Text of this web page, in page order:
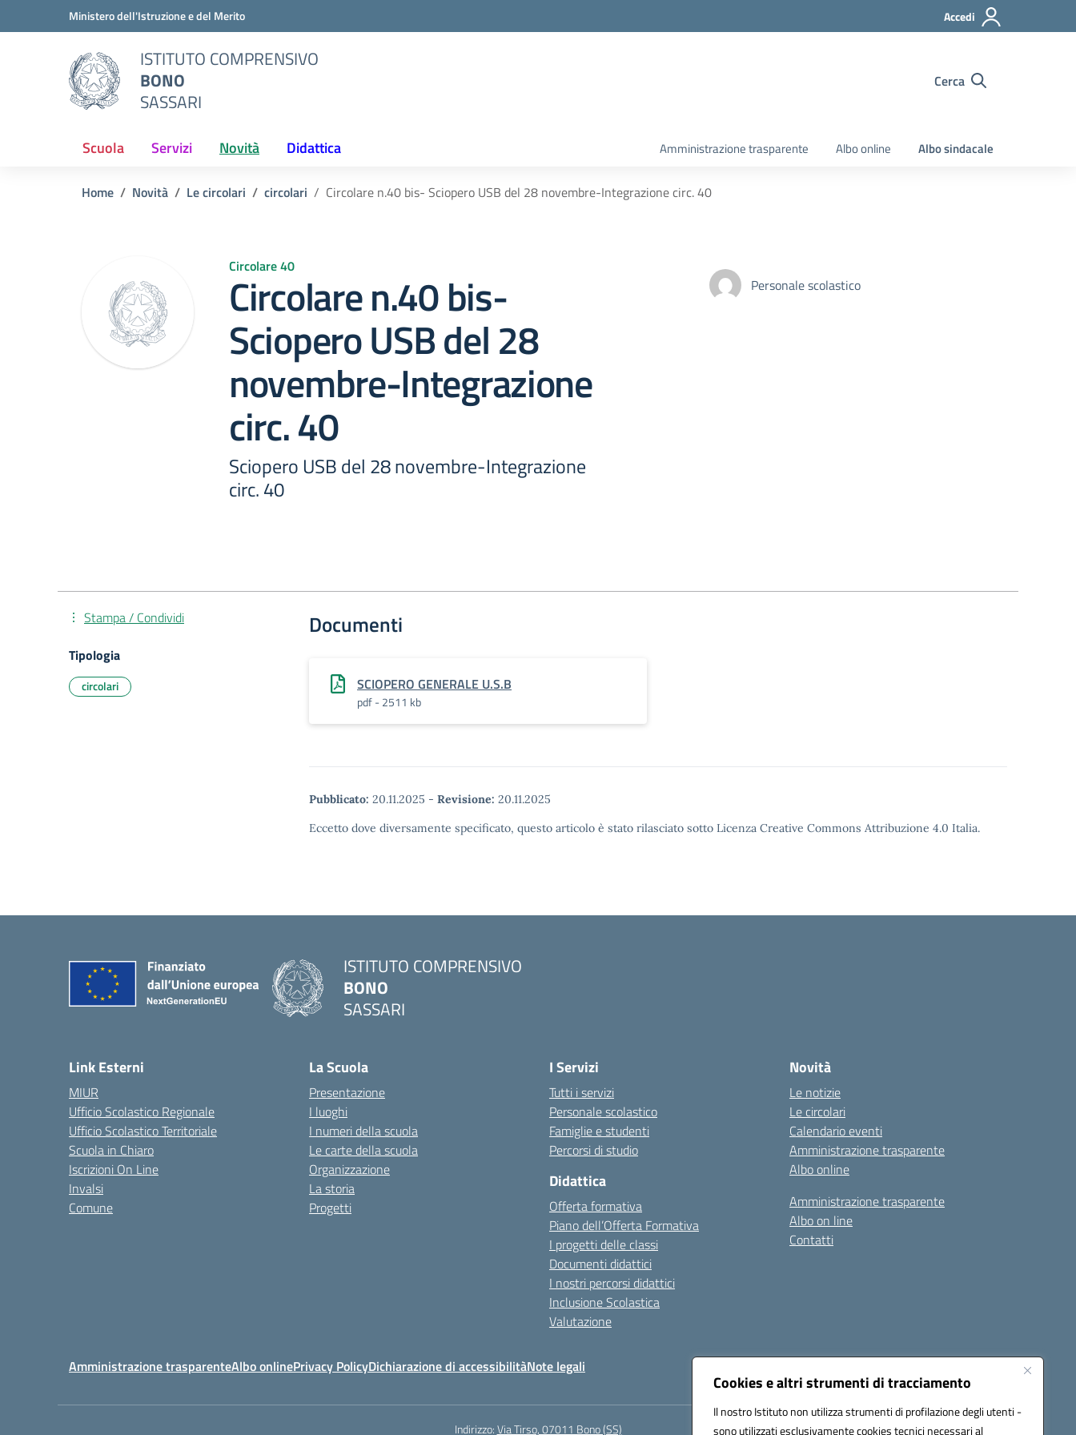
Cookies e altri strumenti di tracciamento
Il nostro Istituto non utilizza strumenti di profilazione degli utenti -
sono utilizzati esclusivamente cookies tecnici necessari al
Vai ai contenuti
Vai al menu di navigazioneMinistero dell'Istruzione e del Merito Accedi
ISTITUTO COMPRENSIVO
BONO
SASSARI
Cerca
Scuola Servizi Novità Didattica Amministrazione trasparente Albo online Albo sindacale
Home Novità Le circolari circolari Circolare n.40 bis- Sciopero USB del 28 novembre-Integrazione circ. 40
Circolare 40
Circolare n.40 bis-
Sciopero USB del 28
novembre-Integrazione
circ. 40
Sciopero USB del 28 novembre-Integrazione
circ. 40
Personale scolastico
Documenti
SCIOPERO GENERALE U.S.B
pdf - 2511 kb
Pubblicato: 20.11.2025 - Revisione: 20.11.2025
Eccetto dove diversamente specificato, questo articolo è stato rilasciato sotto Licenza Creative Commons Attribuzione 4.0 Italia.
Stampa / Condividi
Tipologia
circolari
ISTITUTO COMPRENSIVO
BONO
SASSARI
Link Esterni
MIUR
Ufficio Scolastico Regionale
Ufficio Scolastico Territoriale
Scuola in Chiaro
Iscrizioni On Line
Invalsi
Comune
La Scuola
Presentazione
I luoghi
I numeri della scuola
Le carte della scuola
Organizzazione
La storia
Progetti
I Servizi
Tutti i servizi
Personale scolastico
Famiglie e studenti
Percorsi di studio
Didattica
Offerta formativa
Piano dell’Offerta Formativa
I progetti delle classi
Documenti didattici
I nostri percorsi didattici
Inclusione Scolastica
Valutazione
Novità
Le notizie
Le circolari
Calendario eventi
Amministrazione trasparente
Albo online
Amministrazione trasparente
Albo on line
Contatti
Amministrazione trasparenteAlbo onlinePrivacy PolicyDichiarazione di accessibilitàNote legali
Indirizzo:Via Tirso, 07011 Bono (SS)